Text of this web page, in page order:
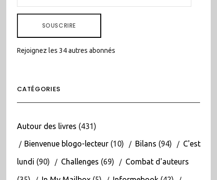
E-
SOUSCRIRE
Rejoignez les 34 autres abonnés
CATÉGORIES
Autour des livres (431)
Bienvenue blogo-lecteur(10) Bilans (94) C'est
lundi (90) Challenges (69) Combat d'auteurs